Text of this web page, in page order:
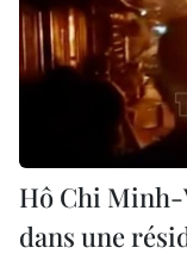
Hô Chi
dans une